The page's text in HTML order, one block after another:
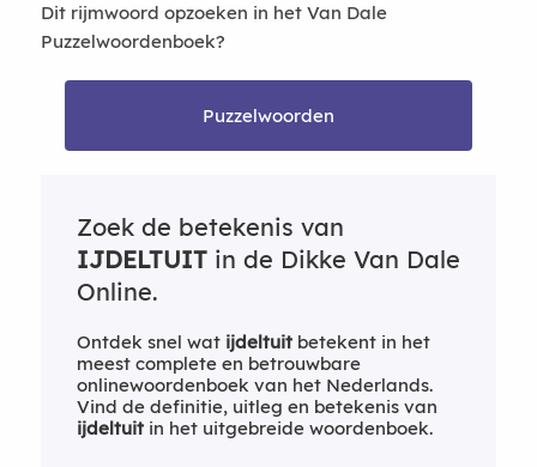
Dit rijmwoord opzoeken in het Van Dale
Puzzelwoordenboek?
Puzzelwoorden
Zoek de betekenis van
IJDELTUITin de Dikke Van Dale
Online.
Ontdek snel wat ijdeltuitbetekent in het
meest complete en betrouwbare
onlinewoordenboek van het Nederlands.
Vind de definitie, uitleg en betekenis van
ijdeltuitin het uitgebreide woordenboek.